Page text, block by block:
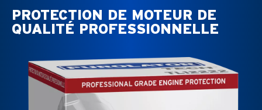
PROTECTION DE MOTEUR DE
QUALITÉ PROFESSIONNELLE